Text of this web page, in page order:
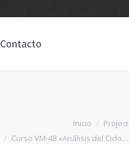
Contacto
Inicio
Project
Curso VM-48 «Análisis del Ciclo…